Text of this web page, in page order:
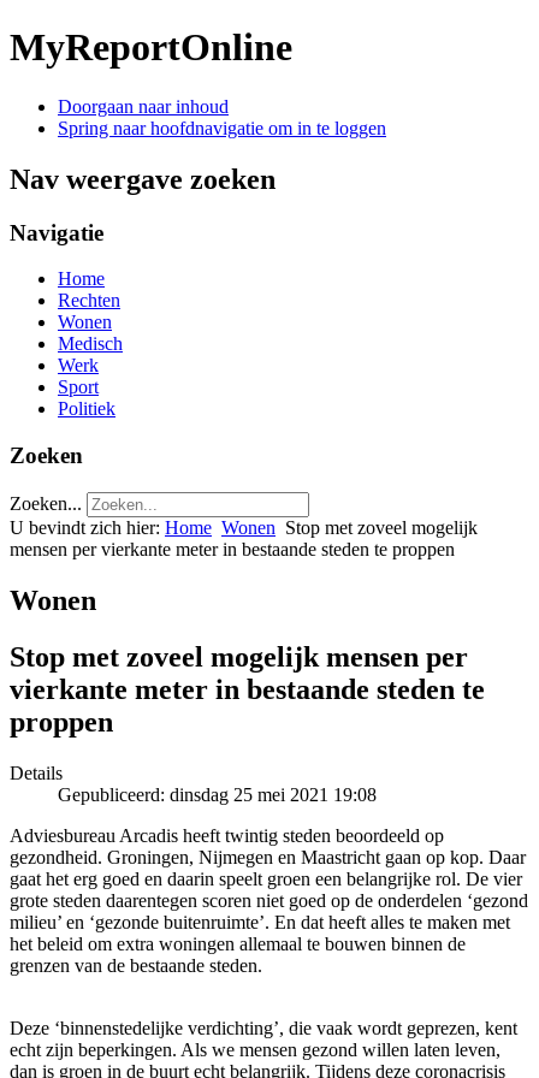
MyReportOnline
Doorgaan naar inhoud
Spring naar hoofdnavigatie om in te loggen
Nav weergave zoeken
Navigatie
Home
Rechten
Wonen
Medisch
Werk
Sport
Politiek
Zoeken
Zoeken...
U bevindt zich hier: Home Wonen Stop met zoveel mogelijk
mensen per vierkante meter in bestaande steden te proppen
Wonen
Stop met zoveel mogelijk mensen per
vierkante meter in bestaande steden te
proppen
Details
Gepubliceerd: dinsdag 25 mei 2021 19:08
Adviesbureau Arcadis heeft twintig steden beoordeeld op
gezondheid. Groningen, Nijmegen en Maastricht gaan op kop. Daar
gaat het erg goed en daarin speelt groen een belangrijke rol. De vier
grote steden daarentegen scoren niet goed op de onderdelen ‘gezond
milieu’ en ‘gezonde buitenruimte’. En dat heeft alles te maken met
het beleid om extra woningen allemaal te bouwen binnen de
grenzen van de bestaande steden.
Deze ‘binnenstedelijke verdichting’, die vaak wordt geprezen, kent
echt zijn beperkingen. Als we mensen gezond willen laten leven,
dan is groen in de buurt echt belangrijk. Tijdens deze coronacrisis